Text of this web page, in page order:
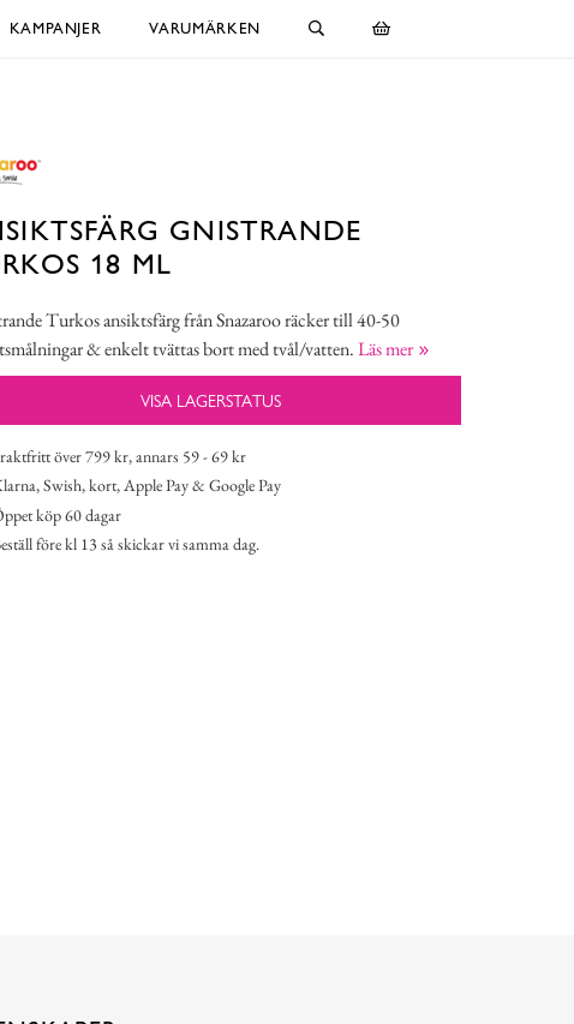
KAMPANJER VARUMÄRKEN
GNISTRANDE
18 ML
Turkos ansiktsfärg från Snazaroo räcker till 40-50
& enkelt tvättas bort med tvål/vatten.Läs mer
VISA LAGERSTATUS
över 799 kr, annars 59 - 69 kr
Swish, kort, Apple Pay & Google Pay
köp 60 dagar
före kl 13 så skickar vi samma dag.